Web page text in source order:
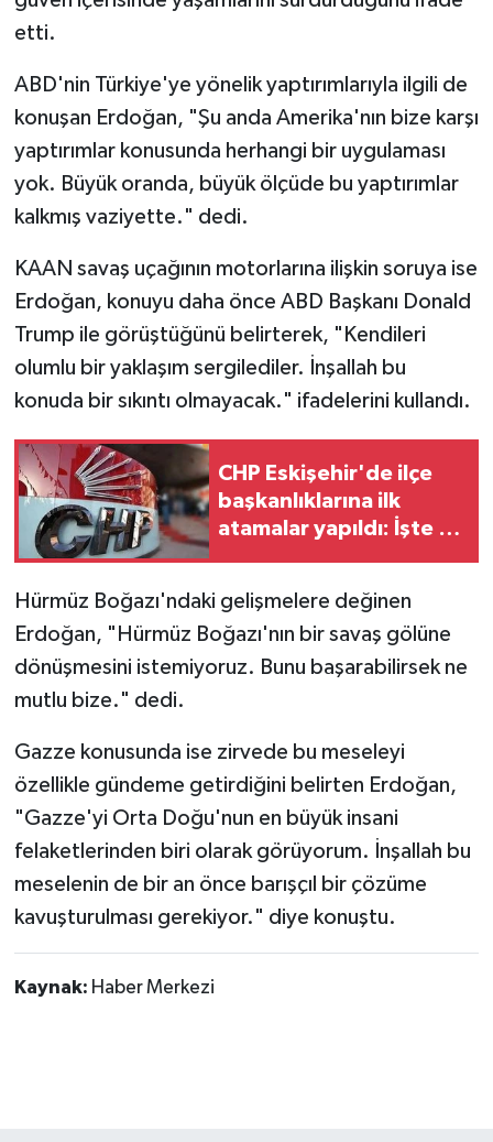
etti.
ABD'nin Türkiye'ye yönelik yaptırımlarıyla ilgili de
konuşan Erdoğan, "Şu anda Amerika'nın bize karşı
yaptırımlar konusunda herhangi bir uygulaması
yok. Büyük oranda, büyük ölçüde bu yaptırımlar
kalkmış vaziyette." dedi.
KAAN savaş uçağının motorlarına ilişkin soruya ise
Erdoğan, konuyu daha önce ABD Başkanı Donald
Trump ile görüştüğünü belirterek, "Kendileri
olumlu bir yaklaşım sergilediler. İnşallah bu
konuda bir sıkıntı olmayacak." ifadelerini kullandı.
CHP Eskişehir'de ilçe
başkanlıklarına ilk
atamalar yapıldı: İşte o
Hürmüz Boğazı'ndaki gelişmelere değinen
Erdoğan, "Hürmüz Boğazı'nın bir savaş gölüne
dönüşmesini istemiyoruz. Bunu başarabilirsek ne
mutlu bize." dedi.
Gazze konusunda ise zirvede bu meseleyi
özellikle gündeme getirdiğini belirten Erdoğan,
"Gazze'yi Orta Doğu'nun en büyük insani
felaketlerinden biri olarak görüyorum. İnşallah bu
meselenin de bir an önce barışçıl bir çözüme
kavuşturulması gerekiyor." diye konuştu.
Kaynak: Haber Merkezi